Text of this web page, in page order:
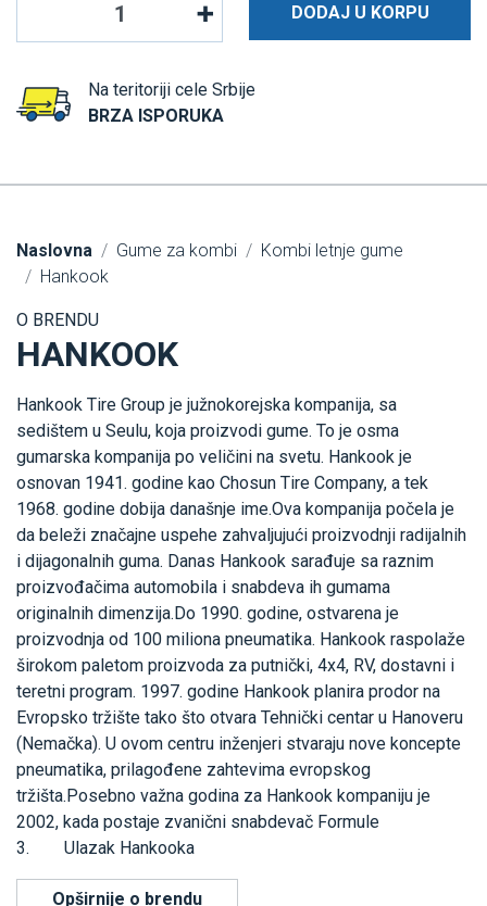
DODAJ U KORPU
Na teritoriji cele Srbije
BRZA ISPORUKA
Naslovna Gume za kombi
Kombi letnje gume
Hankook
O BRENDU
HANKOOK
Hankook Tire Group je južnokorejska kompanija, sa
sedištem u Seulu, koja proizvodi gume. To je osma
gumarska kompanija po veličini na svetu. Hankook je
osnovan 1941. godine kao Chosun Tire Company, a tek
1968. godine dobija današnje ime.Ova kompanija počela je
da beleži značajne uspehe zahvaljujući proizvodnji radijalnih
i dijagonalnih guma. Danas Hankook sarađuje sa raznim
proizvođačima automobila i snabdeva ih gumama
originalnih dimenzija.Do 1990. godine, ostvarena je
proizvodnja od 100 miliona pneumatika. Hankook raspolaže
širokom paletom proizvoda za putnički, 4x4, RV, dostavni i
teretni program. 1997. godine Hankook planira prodor na
Evropsko tržište tako što otvara Tehnički centar u Hanoveru
(Nemačka). U ovom centru inženjeri stvaraju nove koncepte
pneumatika, prilagođene zahtevima evropskog
tržišta.Posebno važna godina za Hankook kompaniju je
2002, kada postaje zvanični snabdevač Formule
3. Ulazak Hankooka
Opširnije o brendu